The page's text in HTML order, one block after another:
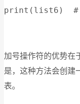
print(list6)
加号操作符的优势在
是，这种方法会创建
表。